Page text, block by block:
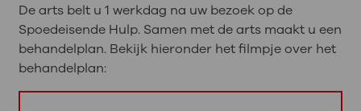
De arts belt u 1 werkdag na uw bezoek op de
Spoedeisende Hulp. Samen met de arts maakt u een
behandelplan. Bekijk hieronder het filmpje over het
behandelplan: